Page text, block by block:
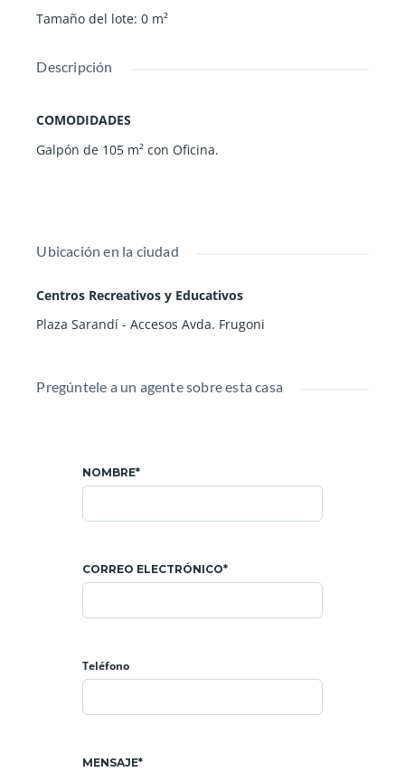
Tamaño del lote: 0 m²
Descripción
COMODIDADES
Galpón de 105 m² con Oficina.
Ubicación en la ciudad
Centros Recreativos y Educativos
Plaza Sarandí - Accesos Avda. Frugoni
Pregúntele a un agente sobre esta casa
NOMBRE*
CORREO ELECTRÓNICO*
Teléfono
MENSAJE*